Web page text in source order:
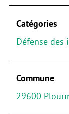
Catégories
Défense des
Commune
29600